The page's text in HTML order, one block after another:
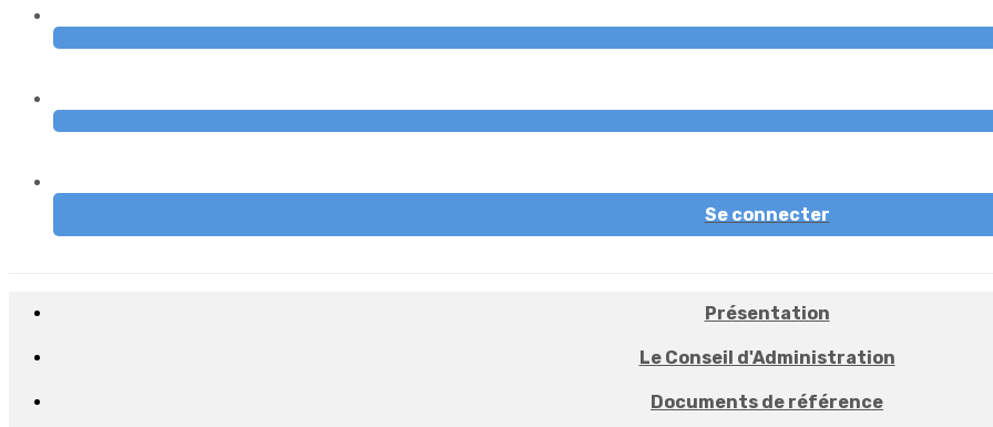
Se connecter
Présentation
Le Conseil d'Administration
Documents de référence